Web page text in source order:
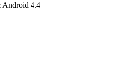
Android 4.4